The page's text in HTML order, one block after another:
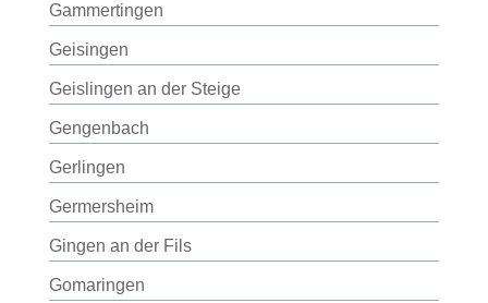
Gammertingen
Geisingen
Geislingen an der Steige
Gengenbach
Gerlingen
Germersheim
Gingen an der Fils
Gomaringen